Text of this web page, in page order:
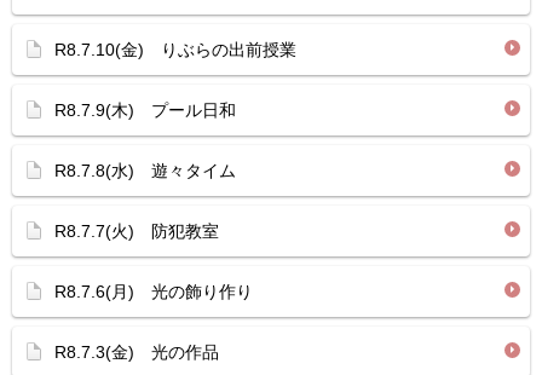
R8.7.10(金) りぶらの出前授業
R8.7.9(木) プール日和
R8.7.8(水) 遊々タイム
R8.7.7(火) 防犯教室
R8.7.6(月) 光の飾り作り
R8.7.3(金) 光の作品